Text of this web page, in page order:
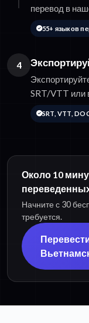
перевод в
55+ языков
4
SRT/VTT или
SRT, VTT,
Около 10
Начните с 30
требуется.